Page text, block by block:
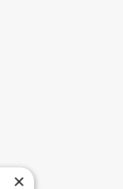
×